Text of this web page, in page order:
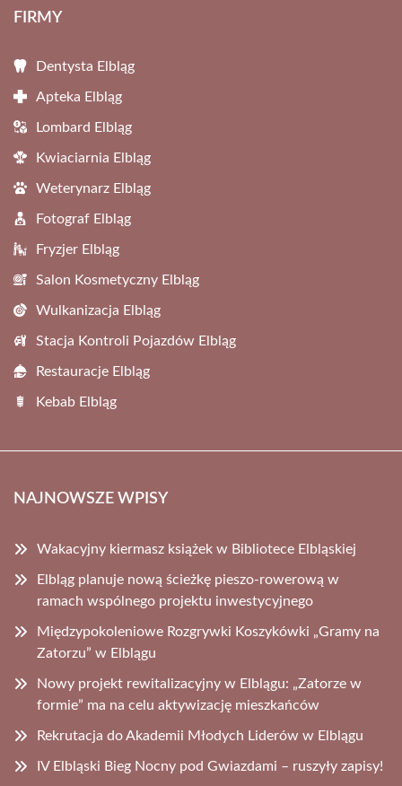
FIRMY
Dentysta Elbląg
Apteka Elbląg
Lombard Elbląg
Kwiaciarnia Elbląg
Weterynarz Elbląg
Fotograf Elbląg
Fryzjer Elbląg
Salon Kosmetyczny Elbląg
Wulkanizacja Elbląg
Stacja Kontroli Pojazdów Elbląg
Restauracje Elbląg
Kebab Elbląg
NAJNOWSZE WPISY
Wakacyjny kiermasz książek w Bibliotece Elbląskiej
Elbląg planuje nową ścieżkę pieszo-rowerową w
ramach wspólnego projektu inwestycyjnego
Międzypokoleniowe Rozgrywki Koszykówki „Gramy na
Zatorzu” w Elblągu
Nowy projekt rewitalizacyjny w Elblągu: „Zatorze w
formie” ma na celu aktywizację mieszkańców
Rekrutacja do Akademii Młodych Liderów w Elblągu
IV Elbląski Bieg Nocny pod Gwiazdami – ruszyły zapisy!